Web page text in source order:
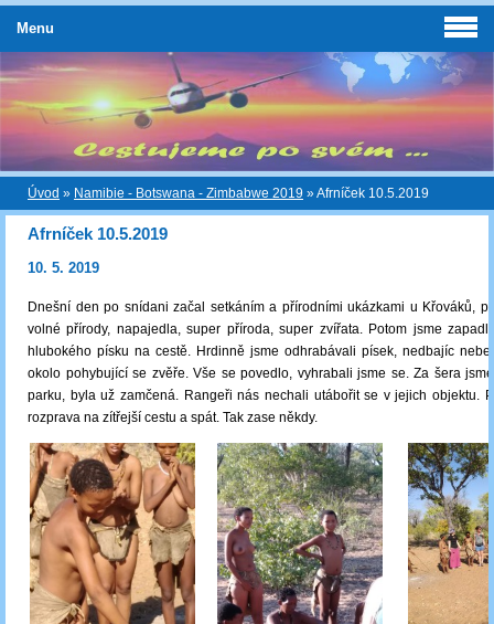
Úvod » Namibie - Botswana - Zimbabwe 2019 »Afrníček 10.5.2019
Afrníček 10.5.2019
10. 5. 2019
Dnešní den po snídani začal setkáním a přírodními ukázkami u Křováků,
volné přírody, napajedla, super příroda, super zvířata. Potom jsme
hlubokého písku na cestě. Hrdinně jsme odhrabávali písek, nedbajíc
okolo pohybující se zvěře. Vše se povedlo, vyhrabali jsme se. Za šera
parku, byla už zamčená. Rangeři nás nechali utábořit se v jejich objektu.
rozprava na zítřejší cestu a spát. Tak zase někdy.
Menu